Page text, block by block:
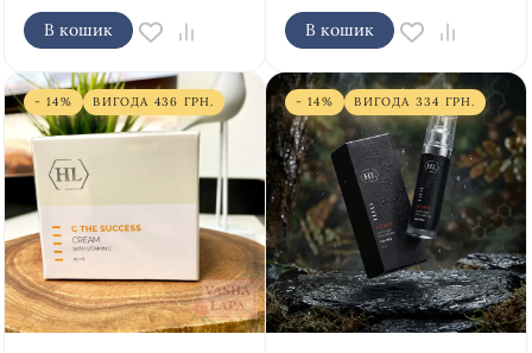
В кошик В кошик
- 14% ВИГОДА 436 ГРН. - 14% ВИГОДА 334 ГРН.